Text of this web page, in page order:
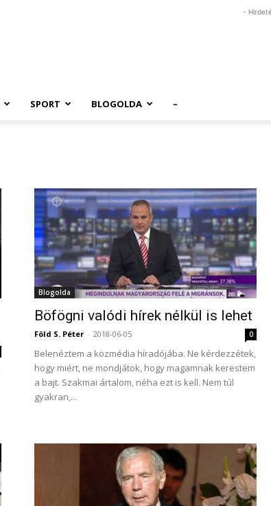
-
SPORT BLOGOLDA –
Blogolda
Böfögni valódi hírek nélkül is lehet
Föld S. Péter - 2018-06-05 0
Belenéztem a közmédia híradójába. Ne kérdezzétek,
hogy miért, ne mondjátok, hogy magamnak kerestem
a bajt. Szakmai ártalom, néha ezt is kell. Nem túl
gyakran,...